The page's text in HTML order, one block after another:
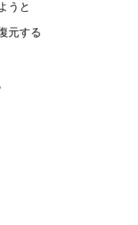
うと
元する